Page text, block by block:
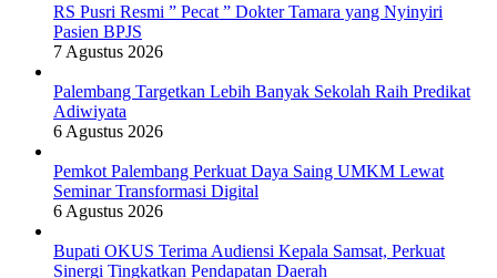
RS Pusri Resmi ” Pecat ” Dokter Tamara yang Nyinyiri
Pasien BPJS
7 Agustus 2026
Palembang Targetkan Lebih Banyak Sekolah Raih Predikat
Adiwiyata
6 Agustus 2026
Pemkot Palembang Perkuat Daya Saing UMKM Lewat
Seminar Transformasi Digital
6 Agustus 2026
Bupati OKUS Terima Audiensi Kepala Samsat, Perkuat
Sinergi Tingkatkan Pendapatan Daerah